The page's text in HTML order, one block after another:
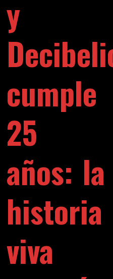
y
cumple
25
años: la
historia
viva